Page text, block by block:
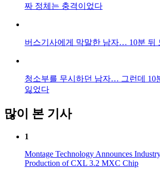
짜 정체는 충격이었다
버스기사에게 막말한 남자… 10분 뒤
청소부를 무시하던 남자… 그런데 10
잃었다
많이 본 기사
1
Montage Technology Announces
Production of CXL 3.2 MXC Chip